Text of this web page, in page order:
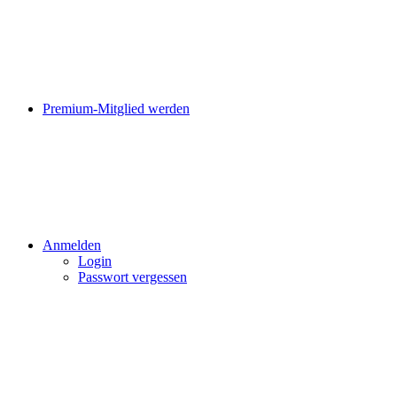
Premium-Mitglied werden
Anmelden
Login
Passwort vergessen